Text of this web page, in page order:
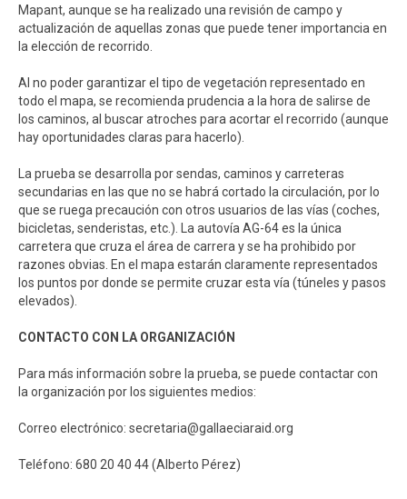
Mapant, aunque se ha realizado una revisión de campo y
actualización de aquellas zonas que puede tener importancia en
la elección de recorrido.
Al no poder garantizar el tipo de vegetación representado en
todo el mapa, se recomienda prudencia a la hora de salirse de
los caminos, al buscar atroches para acortar el recorrido (aunque
hay oportunidades claras para hacerlo).
La prueba se desarrolla por sendas, caminos y carreteras
secundarias en las que no se habrá cortado la circulación, por lo
que se ruega precaución con otros usuarios de las vías (coches,
bicicletas, senderistas, etc.). La autovía AG-64 es la única
carretera que cruza el área de carrera y se ha prohibido por
razones obvias. En el mapa estarán claramente representados
los puntos por donde se permite cruzar esta vía (túneles y pasos
elevados).
CONTACTO CON LA ORGANIZACIÓN
Para más información sobre la prueba, se puede contactar con
la organización por los siguientes medios:
Correo electrónico: secretaria@gallaeciaraid.org
Teléfono: 680 20 40 44 (Alberto Pérez)